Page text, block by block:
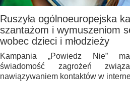
Ruszyła ogólnoeuropejska
szantażom i wymuszeniom
wobec dzieci i młodzieży
Kampania „Powiedz Nie”
świadomość zagrożeń
nawiązywaniem kontaktów w